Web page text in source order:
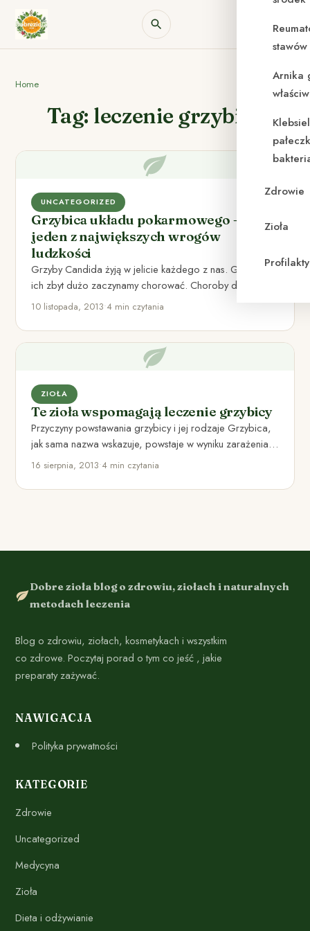
Arnika
Zdrowie
Zioła
Home
Tag: leczenie grzybicy
UNCATEGORIZED
Grzybica układu pokarmowego –
jeden z największych wrogów
ludzkości
Grzyby Candida żyją w jelicie każdego z nas. Gdy jest
ich zbyt dużo zaczynamy chorować. Choroby do
których…
10 listopada, 2013•4 min czytania
ZIOŁA
Te zioła wspomagają leczenie grzybicy
Przyczyny powstawania grzybicy i jej rodzaje Grzybica,
jak sama nazwa wskazuje, powstaje w wyniku zarażenia
różnego rodzaju grzybami,…
16 sierpnia, 2013•4 min czytania
Dobre zioła blog o zdrowiu, ziołach i naturalnych
metodach leczenia
Blog o zdrowiu, ziołach, kosmetykach i wszystkim
co zdrowe. Poczytaj porad o tym co jeść , jakie
preparaty zażywać.
NAWIGACJA
Polityka prywatności
KATEGORIE
Zdrowie
Uncategorized
Medycyna
Zioła
Dieta i odżywianie